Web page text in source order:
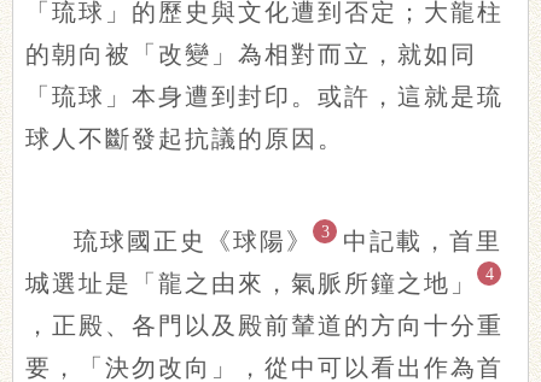
「琉球」的歷史與文化遭到否定；大龍柱
的朝向被「改變」為相對而立，就如同
「琉球」本身遭到封印。或許，這就是琉
球人不斷發起抗議的原因。
琉球國正史《球陽》 3
中記載，首里
城選址是「龍之由來，氣脈所鐘之地」
4
，正殿、各門以及殿前輦道的方向十分重
要，「決勿改向」，從中可以看出作為首